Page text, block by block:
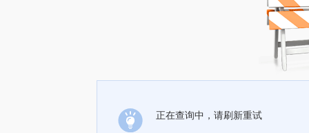
正在查询中，请刷新重试